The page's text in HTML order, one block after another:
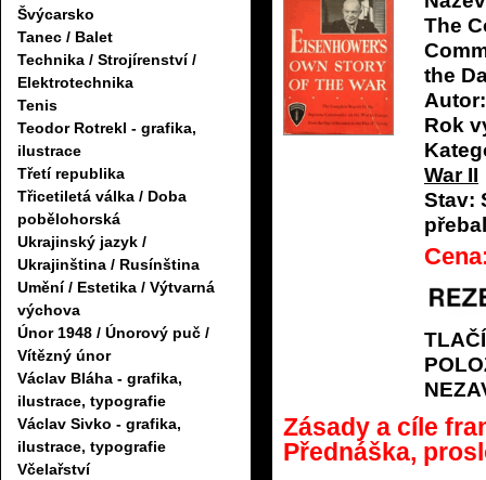
Švýcarsko
Tanec / Balet
Technika / Strojírenství /
Elektrotechnika
Tenis
Teodor Rotrekl - grafika,
ilustrace
Třetí republika
Třicetiletá válka / Doba
pobělohorská
Ukrajinský jazyk /
Ukrajinština / Rusínština
Umění / Estetika / Výtvarná
výchova
Únor 1948 / Únorový puč /
Vítězný únor
Václav Bláha - grafika,
ilustrace, typografie
Václav Sivko - grafika,
ilustrace, typografie
Včelařství
The
the
Autor:
Rok
War II
Stav:
Zásady a cíle
Přednáška,